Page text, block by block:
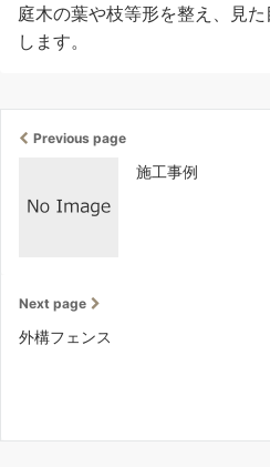
庭木の葉や枝等形を整え、見
します。
Previous page
施工事例
Next page
外構フェンス